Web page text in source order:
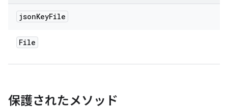
jsonKeyFile
File
保護されたメソッド